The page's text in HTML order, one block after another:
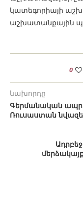
կատեգորիայի
աշխատանքային
0
նախորդը
Գերմանական
Ռուսաստան